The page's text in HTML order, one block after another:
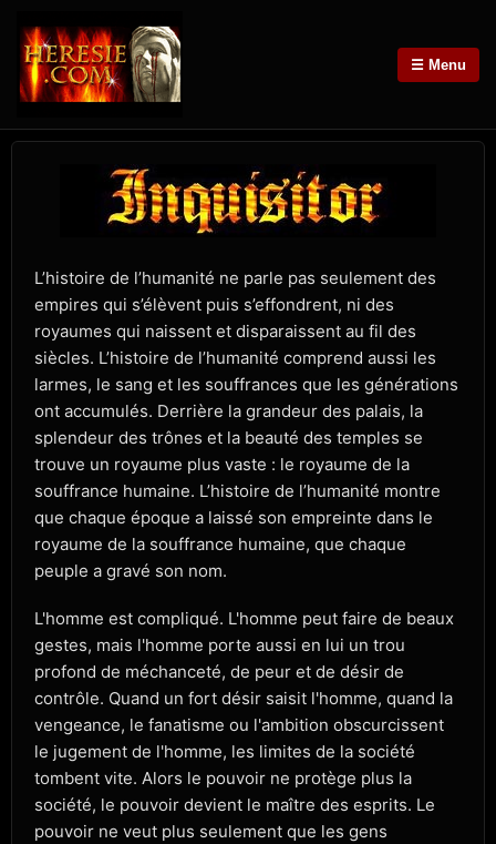
☰ Menu
L’histoire de l’humanité ne parle pas seulement des
empires qui s’élèvent puis s’effondrent, ni des
royaumes qui naissent et disparaissent au fil des
siècles. L’histoire de l’humanité comprend aussi les
larmes, le sang et les souffrances que les générations
ont accumulés. Derrière la grandeur des palais, la
splendeur des trônes et la beauté des temples se
trouve un royaume plus vaste : le royaume de la
souffrance humaine. L’histoire de l’humanité montre
que chaque époque a laissé son empreinte dans le
royaume de la souffrance humaine, que chaque
peuple a gravé son nom.
L'homme est compliqué. L'homme peut faire de beaux
gestes, mais l'homme porte aussi en lui un trou
profond de méchanceté, de peur et de désir de
contrôle. Quand un fort désir saisit l'homme, quand la
vengeance, le fanatisme ou l'ambition obscurcissent
le jugement de l'homme, les limites de la société
tombent vite. Alors le pouvoir ne protège plus la
société, le pouvoir devient le maître des esprits. Le
pouvoir ne veut plus seulement que les gens